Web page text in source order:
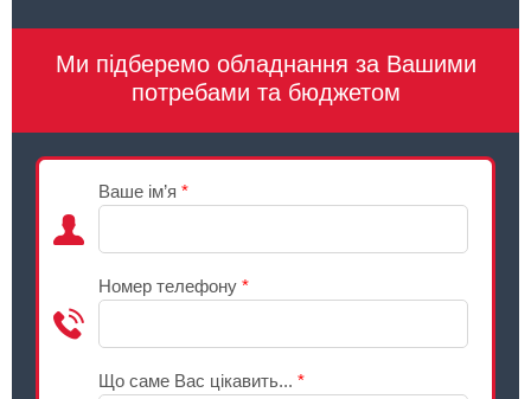
Ми підберемо обладнання за Вашими
потребами та бюджетом
Ваше ім’я *
Номер телефону *
Що саме Вас цікавить... *